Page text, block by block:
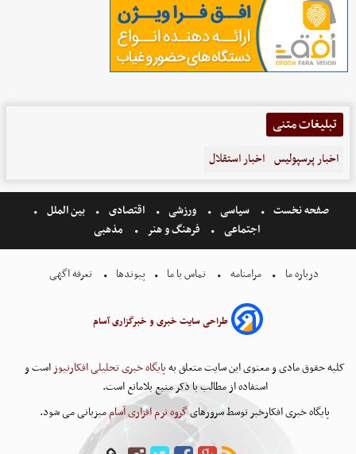
تبلیغات متنی
اخبار پرسپولیس اخبار استقلال
صفحه نخست سیاسی ورزشی اقتصادی
بین الملل
اجتماعی
فرهنگ و هنر مذهبی
درباره ما مرامنامه تماس با ما پیوندها تعرفه اگهی
طراحی سایت خبری و خبرگزاری آسام
کلیه حقوق مادی و معنوی این سایت متعلق بهپایگاه خبری تحلیلی افکارنیوزاست و
استفاده از مطالب با ذکر منبع بلامانع است.
پایگاه خبری افکارخبر توسط سرورهایگروه نرم افزاری آساممیزبانی می شود.